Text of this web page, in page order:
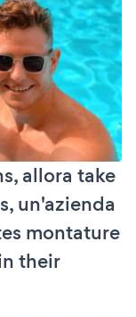
allora take
un'azienda
montature
their